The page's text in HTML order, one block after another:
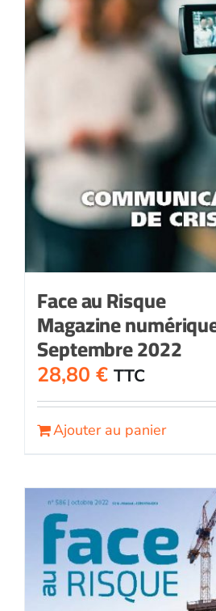
Face au Risque
Magazine
Septembre 2022
28,80 € TTC
Ajouter au panier